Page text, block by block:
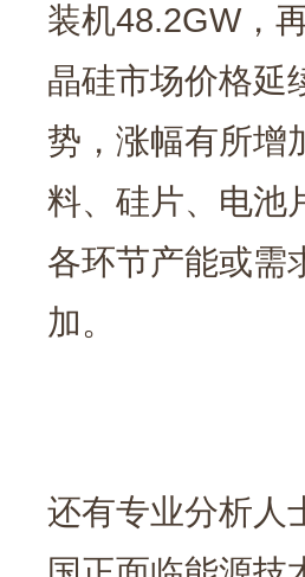
装机48.2GW，
晶硅市场价格延
势，涨幅有所增
料、硅片、电池
各环节产能或需
加。
还有专业分析人